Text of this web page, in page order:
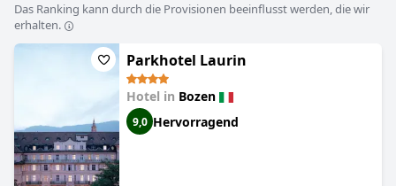
Das Ranking kann durch die Provisionen beeinflusst werden, die wir
erhalten.
Parkhotel Laurin
Hotel in Bozen
9,0 Hervorragend